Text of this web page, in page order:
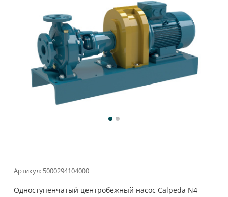
Артикул: 5000294104000
Одноступенчатый центробежный насос Calpeda N4